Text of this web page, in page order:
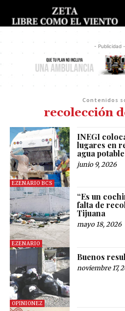
- Publicidad -
Contenidos
recolección
EZENARIO BCS
INEGI
lugares en
agua potable
junio 9, 2026
EZENARIO
“Es un
falta de
Tijuana
mayo 18, 2026
OPINIONEZ
Buenos
noviembre 17,